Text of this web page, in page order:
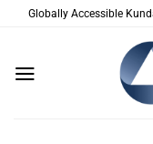
SaltaGlobally Accessible